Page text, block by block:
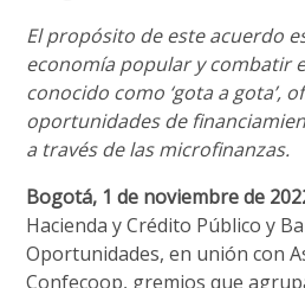
El propósito de este acuerdo
economía popular y combatir
conocido como ‘gota a gota’,
oportunidades de
a través de las microfinanzas.
Bogotá, 1 de noviembre de
Hacienda y Crédito Público y
Oportunidades, en unión con
Confecoop, gremios que